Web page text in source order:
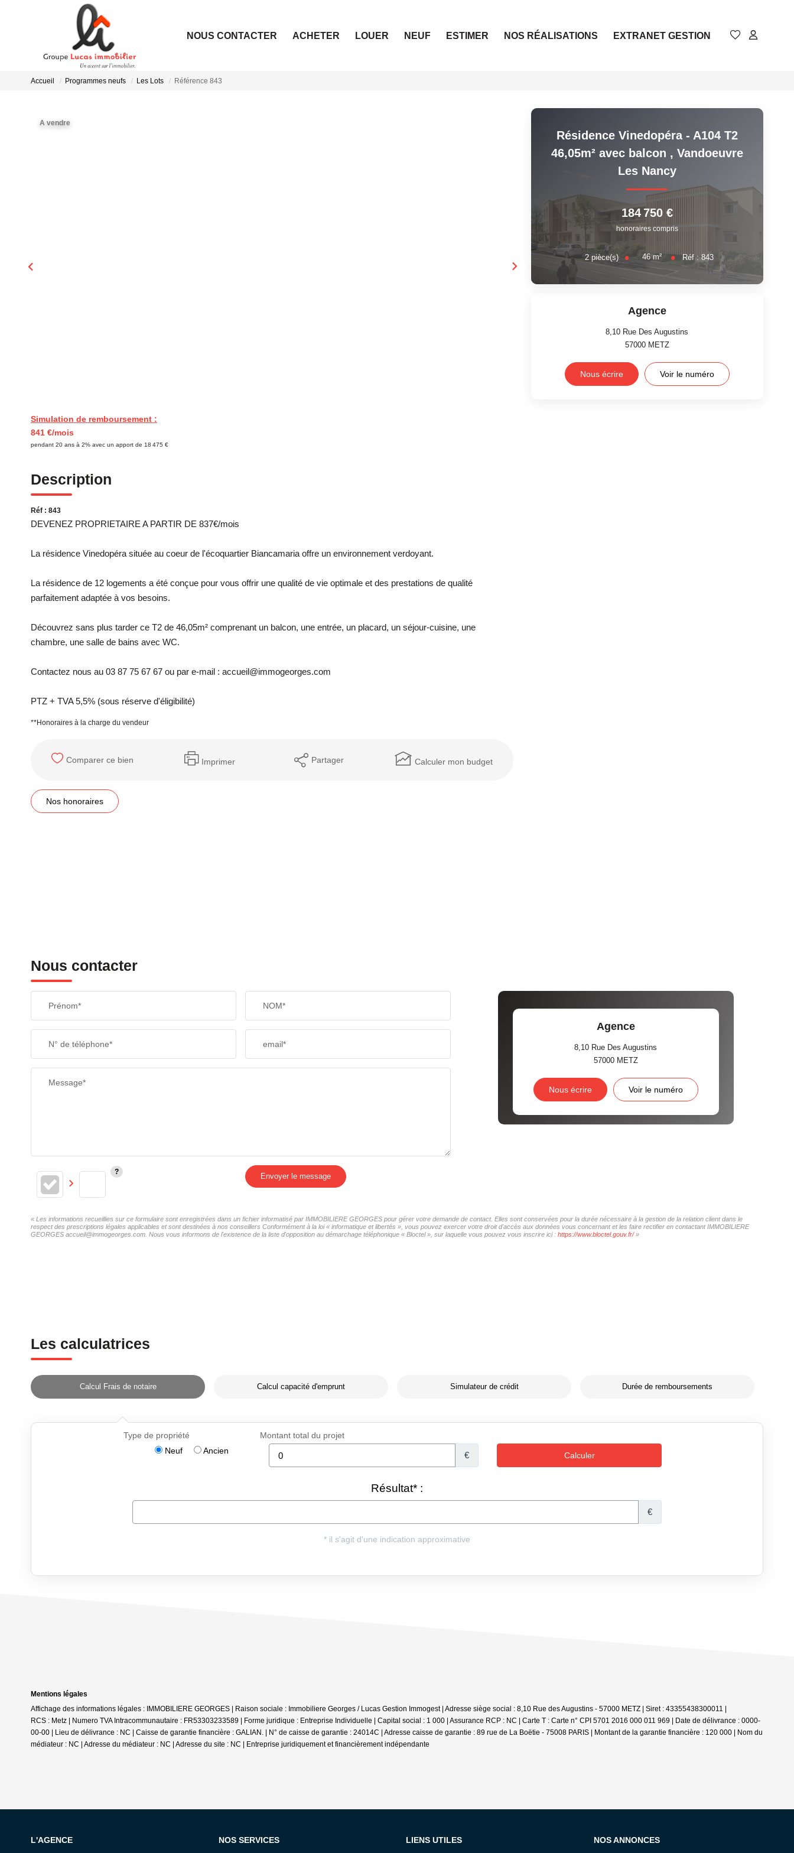
NOUS CONTACTER ACHETER LOUER NEUF ESTIMER NOS RÉALISATIONS EXTRANET GESTION
Accueil Programmes neufs Les Lots Référence 843
A vendre
Simulation de remboursement :
841 €/mois
pendant 20 ans à 2% avec un apport de 18 475 €
Description
Réf : 843
DEVENEZ PROPRIETAIRE A PARTIR DE 837€/mois
La résidence Vinedopéra située au coeur de l'écoquartier Biancamaria offre un environnement verdoyant.
La résidence de 12 logements a été conçue pour vous offrir une qualité de vie optimale et des prestations de qualité
parfaitement adaptée à vos besoins.
Découvrez sans plus tarder ce T2 de 46,05m² comprenant un balcon, une entrée, un placard, un séjour-cuisine, une
chambre, une salle de bains avec WC.
Contactez nous au 03 87 75 67 67 ou par e-mail : accueil@immogeorges.com
PTZ + TVA 5,5% (sous réserve d'éligibilité)
**Honoraires à la charge du vendeur
Comparer ce bien Imprimer Partager Calculer mon budget
Nos honoraires
Résidence Vinedopéra - A104 T2
46,05m² avec balcon , Vandoeuvre
Les Nancy
184 750 €
honoraires compris
2pièce(s) 46m² Réf :843
Agence
8,10 Rue Des Augustins
57000 METZ
Nous écrire Voir le numéro
Nous contacter
Prénom* NOM*
N° de téléphone* email*
Message*
Envoyer le message
Agence
8,10 Rue Des Augustins
57000 METZ
Nous écrire Voir le numéro
« Les informations recueillies sur ce formulaire sont enregistrées dans un fichier informatisé par IMMOBILIERE GEORGES pour gérer votre demande de contact. Elles sont conservées pour la durée nécessaire à la gestion de la relation client dans le
respect des prescriptions légales applicables et sont destinées à nos conseillers Conformément à la loi « informatique et libertés », vous pouvez exercer votre droit d'accès aux données vous concernant et les faire rectifier en contactant IMMOBILIERE
GEORGES accueil@immogeorges.com. Nous vous informons de l'existence de la liste d'opposition au démarchage téléphonique « Bloctel », sur laquelle vous pouvez vous inscrire ici : https://www.bloctel.gouv.fr/»
Les calculatrices
Calcul Frais de notaire Calcul capacité d'emprunt Simulateur de crédit Durée de remboursements
Mentions légales
Affichage des informations légales : IMMOBILIERE GEORGES | Raison sociale : Immobiliere Georges / Lucas Gestion Immogest | Adresse siège social : 8,10 Rue des Augustins - 57000 METZ | Siret : 43355438300011 |
RCS : Metz | Numero TVA Intracommunautaire : FR53303233589 | Forme juridique : Entreprise Individuelle | Capital social : 1 000 | Assurance RCP : NC | Carte T : Carte n° CPI 5701 2016 000 011 969 | Date de délivrance : 0000-
00-00 | Lieu de délivrance : NC | Caisse de garantie financière : GALIAN. | N° de caisse de garantie : 24014C | Adresse caisse de garantie : 89 rue de La Boëtie - 75008 PARIS | Montant de la garantie financière : 120 000 | Nom du
médiateur : NC | Adresse du médiateur : NC | Adresse du site : NC |
Entreprise juridiquement et financièrement indépendante
L'AGENCE NOS SERVICES LIENS UTILES NOS ANNONCES